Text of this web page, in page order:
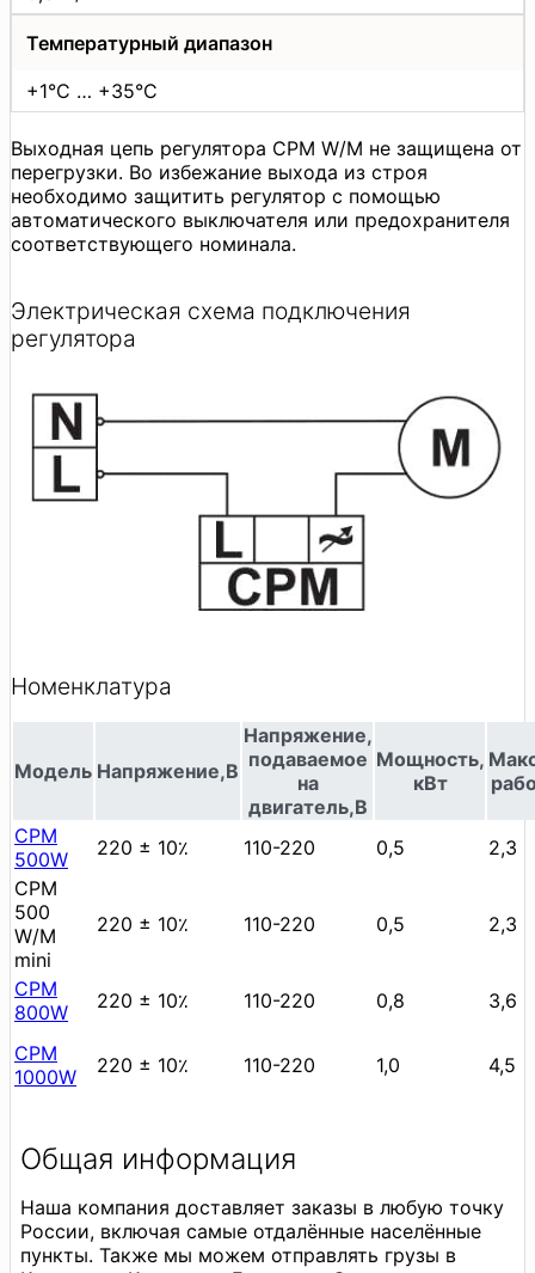
Температурный диапазон
+1°C … +35°C
Выходная цепь регулятора СРМ W/М не защищена от
перегрузки. Во избежание выхода из строя
необходимо защитить регулятор с помощью
автоматического выключателя или предохранителя
соответствующего номинала.
Электрическая схема подключения
регулятора
Номенклатура
Модель Напряжение,В
Напряжение,
подаваемое
на
двигатель,В
Мощность,
кВт
CPM
500W
220 ± 10٪ 110-220 0,5
2,3
СРМ
500
W/M
mini
220 ± 10٪ 110-220 0,5 2,3
CPM
800W
220 ± 10٪ 110-220 0,8 3,6
CPM
1000W
220 ± 10٪ 110-220 1,0 4,5